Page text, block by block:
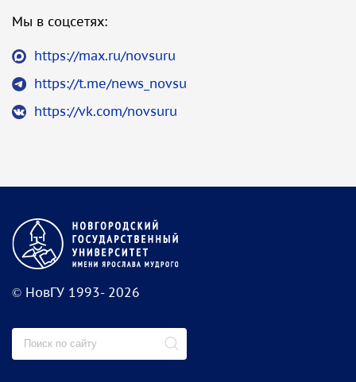
Мы в соцсетях:
https://max.ru/novsuru
https://t.me/news_novsu
https://vk.com/novsuru
© НовГУ 1993- 2026